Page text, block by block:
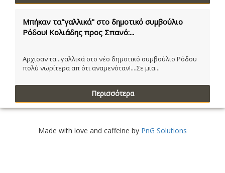
Μπήκαν τα"γαλλικά" στο δημοτικό συμβούλιο
Ρόδου! Κολιάδης προς Σπανό:...
Αρχισαν τα...γαλλικά στο νέο δημοτικό συμβούλιο Ρόδου
πολύ νωρίτερα απ ότι αναμενόταν!....Σε μια...
Περισσότερα
Made with love and caffeine by PnG Solutions